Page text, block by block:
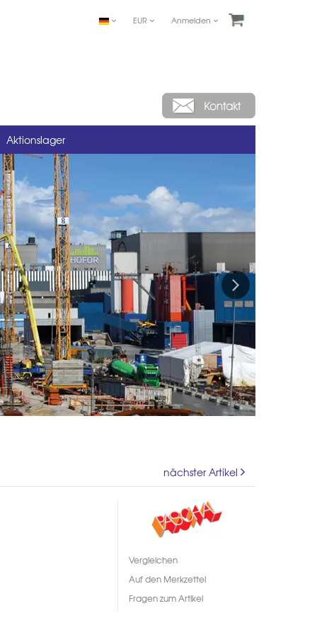
EUR Anmelden
Aktionslager
Next
nächster Artikel
Vergleichen
Auf den Merkzettel
Fragen zum Artikel